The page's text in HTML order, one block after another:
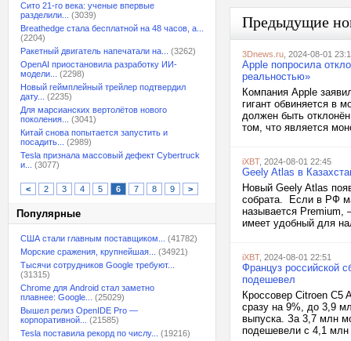
Сито 21-го века: ученые впервые
разделили...
(3039)
Breathedge стала бесплатной на 48 часов, а...
(2204)
Ракетный двигатель напечатали на...
(3262)
OpenAI приостановила разработку ИИ-
модели...
(2298)
Новый геймплейный трейлер подтвердил
дату...
(2235)
Для марсианских вертолётов нового
поколения...
(3041)
Китай снова попытается запустить и
посадить...
(2989)
Tesla признала массовый дефект Cybertruck
и...
(3077)
< 2 3 4 5 6 7 8 9 >
Популярные
США стали главным поставщиком...
(41782)
Морские сражения, крупнейшая...
(34921)
Тысячи сотрудников Google требуют...
(31315)
Chrome для Android стал заметно
плавнее: Google...
(25029)
Вышел релиз OpenIDE Pro —
корпоративной...
(21585)
Tesla поставила рекорд по числу...
(19216)
Предыдущие
3Dnews.ru , 2024-08-01
Apple попросила
реальностью»
Компания Apple
гигант обвиняется в
должен быть
том, что является
iXBT, 2024-08-01 22:45
Geely Atlas в
Новый Geely Atlas
собрата. Если в РФ
называется
имеет удобный для
iXBT, 2024-08-01 22:51
Француз российской
подешевел
Кроссовер Citroen
сразу на 9%, до 3,9
выпуска. За 3,7 млн
подешевели с 4,1 млн